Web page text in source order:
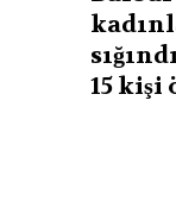
15 kişi